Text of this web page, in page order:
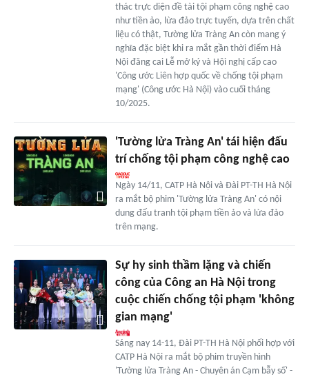
thác trực diện đề tài tội phạm công nghệ cao
như tiền ảo, lừa đảo trực tuyến, dựa trên chất
liệu có thật, Tường lửa Tràng An còn mang ý
nghĩa đặc biệt khi ra mắt gần thời điểm Hà
Nội đăng cai Lễ mở ký và Hội nghị cấp cao
'Công ước Liên hợp quốc về chống tội phạm
mạng' (Công ước Hà Nội) vào cuối tháng
10/2025.
'Tường lửa Tràng An' tái hiện đấu
trí chống tội phạm công nghệ cao
Ngày 14/11, CATP Hà Nội và Đài PT-TH Hà Nội
ra mắt bộ phim 'Tường lửa Tràng An' có nội
dung đấu tranh tội phạm tiền ảo và lừa đảo
trên mạng.
Sự hy sinh thầm lặng và chiến
công của Công an Hà Nội trong
cuộc chiến chống tội phạm 'không
gian mạng'
Sáng nay 14-11, Đài PT-TH Hà Nội phối hợp với
CATP Hà Nội ra mắt bộ phim truyền hình
'Tường lửa Tràng An - Chuyên án Cạm bẫy số' -